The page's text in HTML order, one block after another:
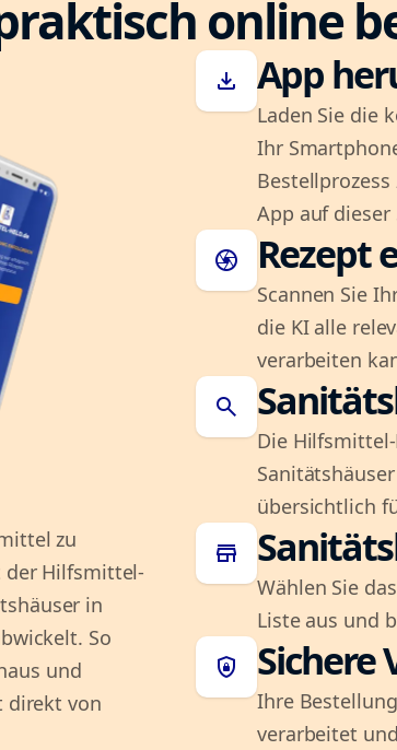
online
zu
der Hilfsmittel-
in
So
und
direkt von
download App
Laden Sie die
Ihr
App auf dieser
camera Rezept
Scannen Sie
die KI alle
verarbeiten
search
Die
übersichtlich
store
Wählen Sie
Liste aus und
shield_lock Sichere
Ihre
verarbeitet